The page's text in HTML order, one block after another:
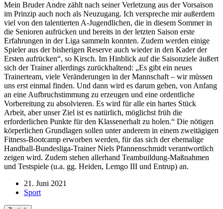
Mein Bruder Andre zählt nach seiner Verletzung aus der Vorsaison
im Prinzip auch noch als Neuzugang. Ich verspreche mir außerdem
viel von den talentierten A-Jugendlichen, die in diesem Sommer in
die Senioren aufrücken und bereits in der letzten Saison erste
Erfahrungen in der Liga sammeln konnten. Zudem werden einige
Spieler aus der bisherigen Reserve auch wieder in den Kader der
Ersten aufrücken“, so Kirsch. Im Hinblick auf die Saisonziele äußert
sich der Trainer allerdings zurückhaltend: „Es gibt ein neues
Trainerteam, viele Veränderungen in der Mannschaft – wir müssen
uns erst einmal finden. Und dann wird es darum gehen, von Anfang
an eine Aufbruchstimmung zu erzeugen und eine ordentliche
Vorbereitung zu absolvieren. Es wird für alle ein hartes Stück
Arbeit, aber unser Ziel ist es natürlich, möglichst früh die
erforderlichen Punkte für den Klassenerhalt zu holen.“ Die nötigen
körperlichen Grundlagen sollen unter anderem in einem zweitägigen
Fitness-Bootcamp erworben werden, für das sich der ehemalige
Handball-Bundesliga-Trainer Niels Pfannenschmidt verantwortlich
zeigen wird. Zudem stehen allerhand Teambuildung-Maßnahmen
und Testspiele (u.a. gg. Heiden, Lemgo III und Entrup) an.
21. Juni 2021
Sport